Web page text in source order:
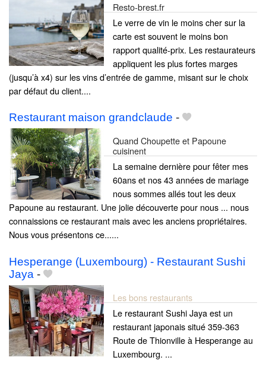
Resto-brest.fr
Le verre de vin le moins cher sur la
carte est souvent le moins bon
rapport qualité-prix. Les restaurateurs
appliquent les plus fortes marges
(jusqu’à x4) sur les vins d’entrée de gamme, misant sur le choix
par défaut du client....
Restaurant maison grandclaude -
Quand Choupette et Papoune
cuisinent
La semaine dernière pour fêter mes
60ans et nos 43 années de mariage
nous sommes allés tout les deux
Papoune au restaurant. Une jolie découverte pour nous ... nous
connaissions ce restaurant mais avec les anciens propriétaires.
Nous vous présentons ce......
Hesperange (Luxembourg) - Restaurant Sushi
Jaya -
Les bons restaurants
Le restaurant Sushi Jaya est un
restaurant japonais situé 359-363
Route de Thionville à Hesperange au
Luxembourg. ...